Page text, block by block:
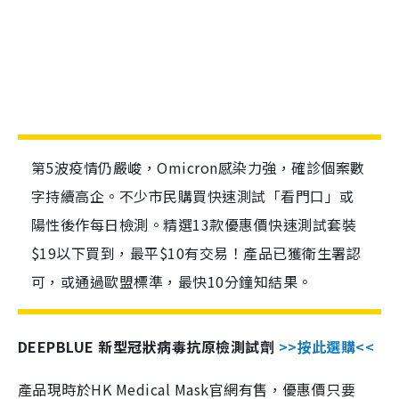
第5波疫情仍嚴峻，Omicron感染力強，確診個案數
字持續高企。不少市民購買快速測試「看門口」或
陽性後作每日檢測。精選13款優惠價快速測試套裝
$19以下買到，最平$10有交易！產品已獲衛生署認
可，或通過歐盟標準，最快10分鐘知結果。
DEEPBLUE 新型冠狀病毒抗原檢測試劑 >>按此選購<<
產品現時於HK Medical Mask官網有售，優惠價只要